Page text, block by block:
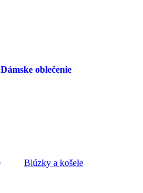
Dámske oblečenie
Blúzky a košele